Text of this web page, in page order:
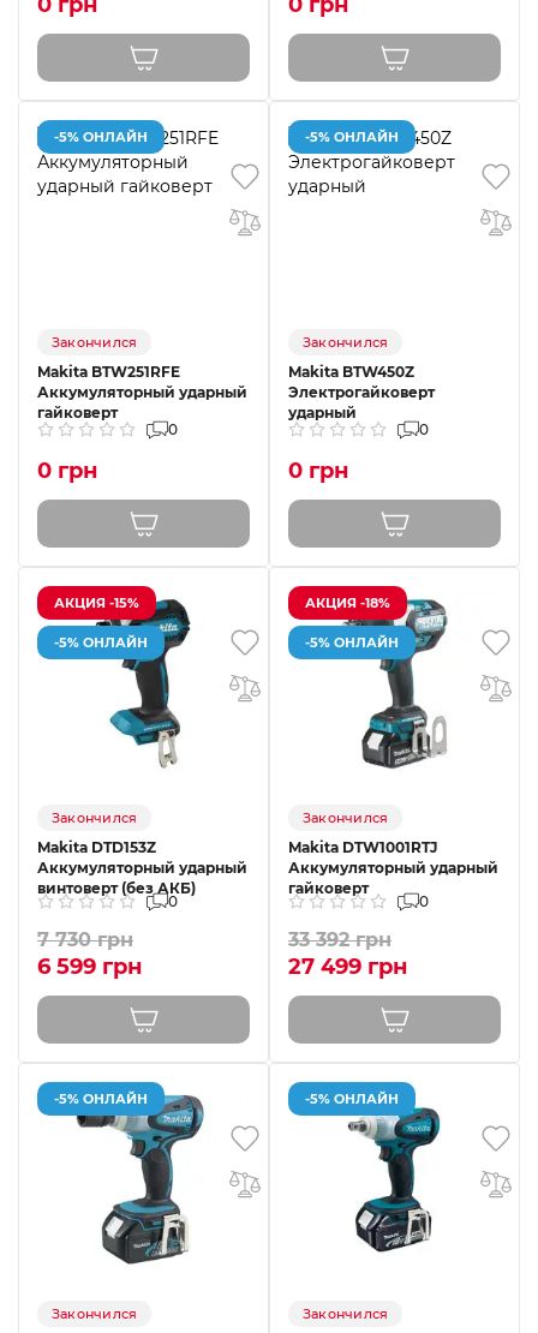
-5% ОНЛАЙН
Закончился
Makita BTW251RFE
Аккумуляторный ударный
гайковерт
0
0 грн
-5% ОНЛАЙН
Закончился
Makita BTW450Z
Электрогайковерт
ударный
0
0 грн
АКЦИЯ -15%
-5% ОНЛАЙН
Закончился
Makita DTD153Z
Аккумуляторный ударный
винтоверт (без АКБ)
0
7 730 грн
6 599 грн
АКЦИЯ -18%
-5% ОНЛАЙН
Закончился
Makita DTW1001RTJ
Аккумуляторный ударный
гайковерт
0
33 392 грн
27 499 грн
-5% ОНЛАЙН
Закончился
-5% ОНЛАЙН
Закончился